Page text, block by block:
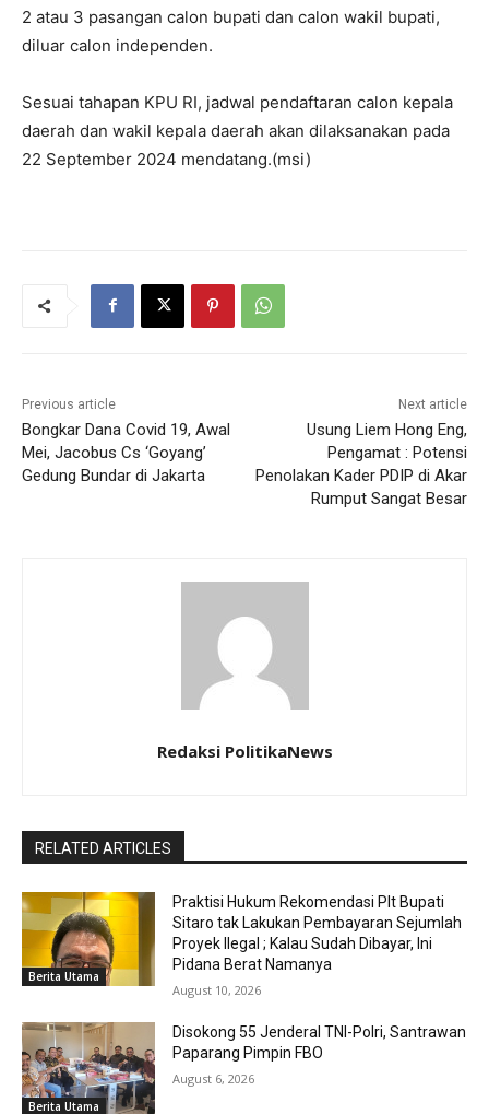
2 atau 3 pasangan calon bupati dan calon wakil bupati,
diluar calon independen.
Sesuai tahapan KPU RI, jadwal pendaftaran calon kepala
daerah dan wakil kepala daerah akan dilaksanakan pada
22 September 2024 mendatang.(msi)
Previous article
Bongkar Dana Covid 19, Awal
Mei, Jacobus Cs ‘Goyang’
Gedung Bundar di Jakarta
Next article
Usung Liem Hong Eng,
Pengamat : Potensi
Penolakan Kader PDIP di Akar
Rumput Sangat Besar
Redaksi PolitikaNews
RELATED ARTICLES
Berita Utama
Praktisi Hukum Rekomendasi Plt Bupati
Sitaro tak Lakukan Pembayaran Sejumlah
Proyek Ilegal ; Kalau Sudah Dibayar, Ini
Pidana Berat Namanya
August 10, 2026
Berita Utama
Disokong 55 Jenderal TNI-Polri, Santrawan
Paparang Pimpin FBO
August 6, 2026